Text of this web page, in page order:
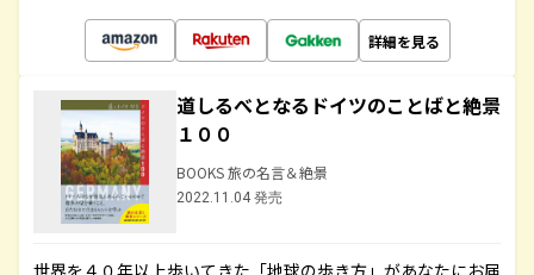
詳細を見る
道しるべとなるドイツのことばと絶景
１００
BOOKS 旅の名言＆絶景
2022.11.04 発売
世界を４０年以上歩いてきた「地球の歩き方」があなたにお届